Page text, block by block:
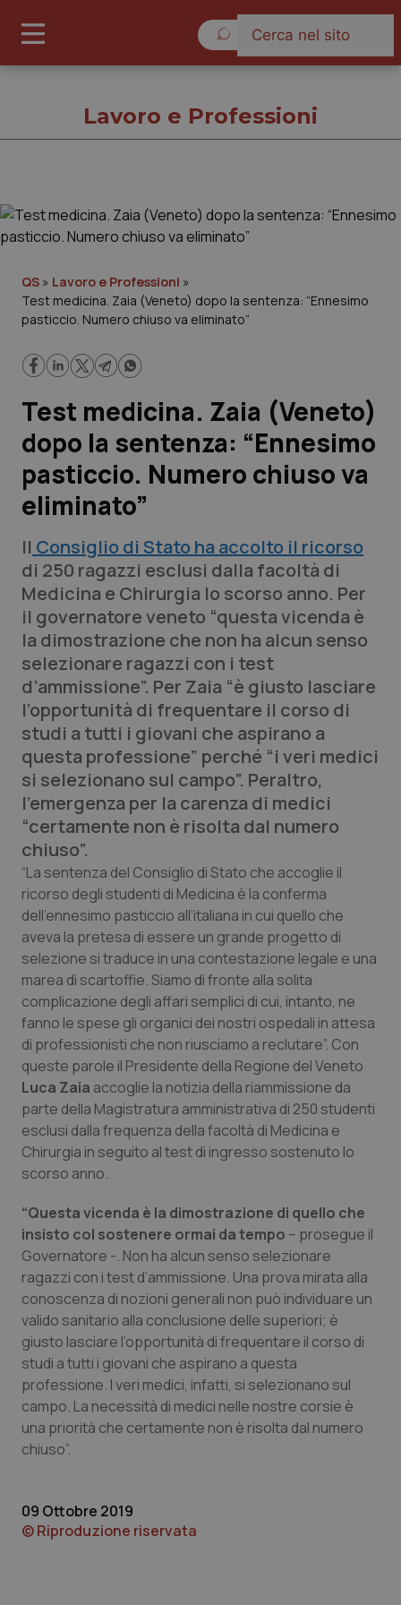
Governo e Parlamento
Regioni e Asl
Lavoro e Professioni
Scienza e Farmaci
Studi e Analisi
Lettere al direttore
Edizioni Regionali
QS Pro
Professionisti Sanitari.AI
Abruzzo
Basilicata
Calabria
Campania
Emilia-Romagna
Friuli Venezia Giulia
Lazio
Liguria
Lombardia
Marche
Piemonte
Provincia Autonoma di Bolzano
Provincia Autonoma di Trento
Puglia
Sardegna
Toscana
QS Pro Gold
Artrite & artrosi
Asma & BPCO
Car-T
Colesterolo & coronaropatie
Dermatite Atopica
Diabete & glucometri
Disturbi dell’umore
Dolore
Donna & Salute
HIV
Infezioni & Febbre
Ipertensione & Scompenso
Malattie rare
Malattia di Crohn & Rettocolite Ulcerosa
Obesità
QS Club Newsletter
Lavoro e Professioni
QS » Lavoro e Professioni »
Test medicina. Zaia (Veneto) dopo la sentenza: “Ennesimo
pasticcio. Numero chiuso va eliminato”
Test medicina. Zaia (Veneto)
dopo la sentenza: “Ennesimo
pasticcio. Numero chiuso va
eliminato”
Il Consiglio di Stato ha accolto il ricorso
di 250 ragazzi esclusi dalla facoltà di
Medicina e Chirurgia lo scorso anno. Per
il governatore veneto “questa vicenda è
la dimostrazione che non ha alcun senso
selezionare ragazzi con i test
d’ammissione”. Per Zaia “è giusto lasciare
l’opportunità di frequentare il corso di
studi a tutti i giovani che aspirano a
questa professione” perché “i veri medici
si selezionano sul campo”. Peraltro,
l’emergenza per la carenza di medici
“certamente non è risolta dal numero
chiuso”.
“La sentenza del Consiglio di Stato che accoglie il
ricorso degli studenti di Medicina è la conferma
dell’ennesimo pasticcio all’italiana in cui quello che
aveva la pretesa di essere un grande progetto di
selezione si traduce in una contestazione legale e una
marea di scartoffie. Siamo di fronte alla solita
complicazione degli affari semplici di cui, intanto, ne
fanno le spese gli organici dei nostri ospedali in attesa
di professionisti che non riusciamo a reclutare”. Con
queste parole il Presidente della Regione del Veneto
Luca Zaia accoglie la notizia della riammissione da
parte della Magistratura amministrativa di 250 studenti
esclusi dalla frequenza della facoltà di Medicina e
Chirurgia in seguito al test di ingresso sostenuto lo
scorso anno.
“Questa vicenda è la dimostrazione di quello che
insisto col sostenere ormai da tempo – prosegue il
Governatore -. Non ha alcun senso selezionare
ragazzi con i test d’ammissione. Una prova mirata alla
conoscenza di nozioni generali non può individuare un
valido sanitario alla conclusione delle superiori; è
giusto lasciare l’opportunità di frequentare il corso di
studi a tutti i giovani che aspirano a questa
professione. I veri medici, infatti, si selezionano sul
campo. La necessità di medici nelle nostre corsie è
una priorità che certamente non è risolta dal numero
chiuso”.
09 Ottobre 2019
© Riproduzione riservata